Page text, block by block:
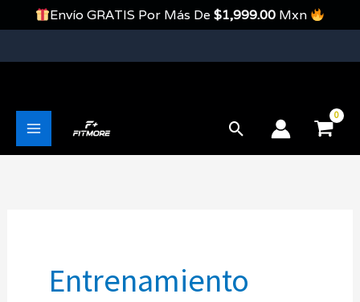
Contenido
Main
Buscar
Entrenamiento
Envío GRATIS Por Más De $1,999.00 Mxn